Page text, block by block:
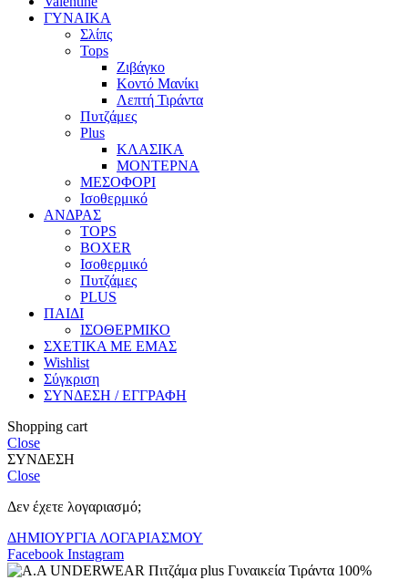
ΓΥΝΑΙΚΑ
Σλίπς
Tops
Ζιβάγκο
Κοντό Μανίκι
Λεπτή Τιράντα
Πυτζάμες
Plus
ΚΛΑΣΙΚΑ
ΜΟΝΤΕΡΝΑ
ΜΕΣΟΦΟΡΙ
Ισοθερμικό
ΑΝΔΡΑΣ
TOPS
BOXER
Ισοθερμικό
Πυτζάμες
PLUS
ΠΑΙΔΙ
ΙΣΟΘΕΡΜΙΚΟ
ΣΧΕΤΙΚΑ ΜΕ ΕΜΑΣ
Wishlist
Σύγκριση
ΣΥΝΔΕΣΗ / ΕΓΓΡΑΦΗ
Shopping cart
Close
ΣΥΝΔΕΣΗ
Close
Δεν έχετε λογαριασμό;
ΔΗΜΙΟΥΡΓΙΑ ΛΟΓΑΡΙΑΣΜΟΥ
Facebook Instagram